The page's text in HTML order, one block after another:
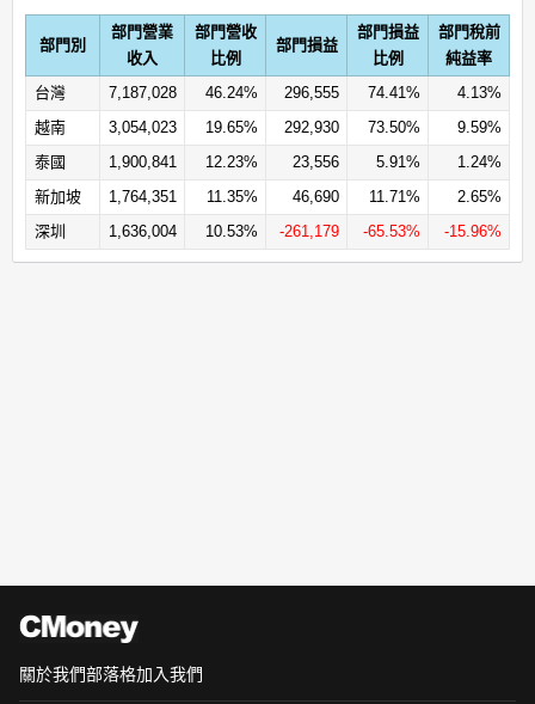
部門別
部門營業
收入
部門營收
比例
部門損益
部門損益
比例
部門稅前
純益率
台灣
7,187,028 46.24% 296,555 74.41%
4.13%
越南
3,054,023 19.65% 292,930 73.50%
9.59%
泰國
1,900,841 12.23% 23,556 5.91%
1.24%
新加坡
1,764,351 11.35% 46,690 11.71%
2.65%
深圳
1,636,004 10.53% -261,179 -65.53% -15.96%
關於我們部落格加入我們